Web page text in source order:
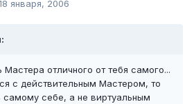
января, 2006
отличного от тебя самого...
с действительным Мастером, то
самому себе, а не виртуальным